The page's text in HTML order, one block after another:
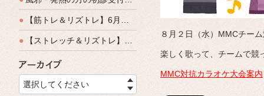
● 【筋トレ＆リズトレ】6月特別運動教室開催のご案内
● 【ストレッチ＆リズトレ】特別運動教室開催のご案内
選択してください
８月２日（水）MMCチー
楽しく歌って、チームで競
MMC対抗カラオケ大会案内